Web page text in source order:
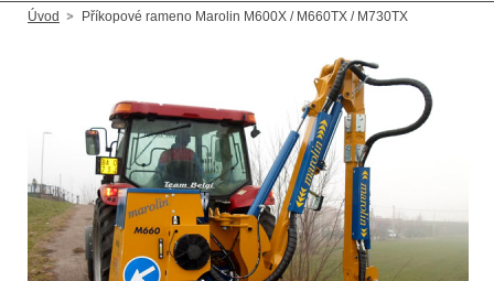
Úvod Příkopové rameno Marolin M600X / M660TX / M730TX